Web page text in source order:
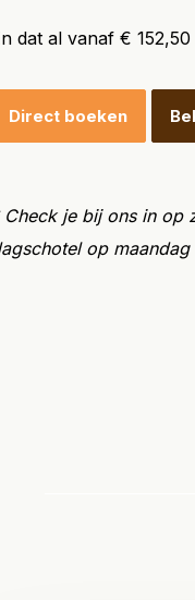
dat al vanaf €
Direct boeken
Check je bij ons in op
op maandag